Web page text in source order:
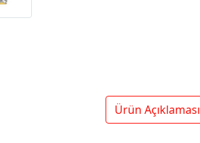
Ürün Açıklaması